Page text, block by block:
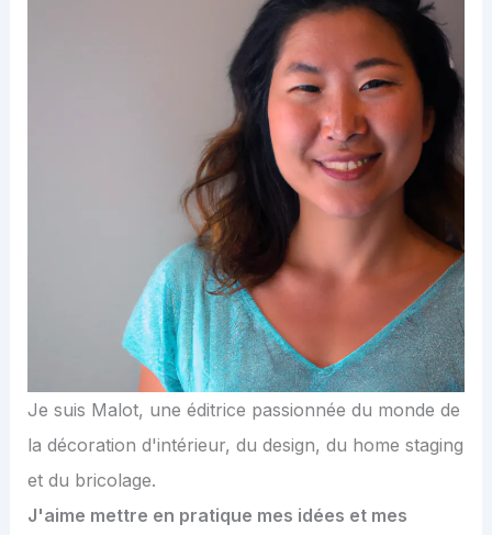
Je suis Malot, une éditrice passionnée du monde de
la décoration d'intérieur, du design, du home staging
et du bricolage.
J'aime mettre en pratique mes idées et mes